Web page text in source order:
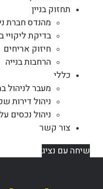
תחזוק בניין
מהנדס חברת
בדיקת ליקויי
חיזוק אריחים
הרחבות בנייה
כללי
מעבר לניהול
ניהול דירות
ניהול נכסים
צור קשר
שיחה עם נציג